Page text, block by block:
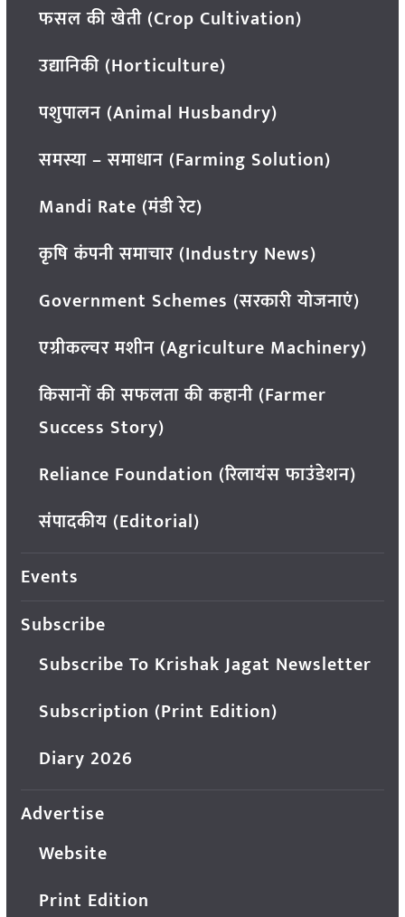
फसल की खेती (Crop Cultivation)
उद्यानिकी (Horticulture)
पशुपालन (Animal Husbandry)
समस्या – समाधान (Farming Solution)
Mandi Rate (मंडी रेट)
कृषि कंपनी समाचार (Industry News)
Government Schemes (सरकारी योजनाएं)
एग्रीकल्चर मशीन (Agriculture Machinery)
किसानों की सफलता की कहानी (Farmer
Success Story)
Reliance Foundation (रिलायंस फाउंडेशन)
संपादकीय (Editorial)
Events
Subscribe
Subscribe To Krishak Jagat Newsletter
Subscription (Print Edition)
Diary 2026
Advertise
Website
Print Edition